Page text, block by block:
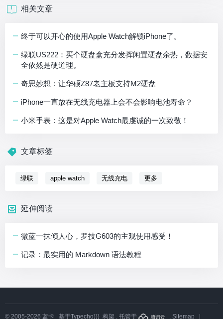
相关文章
终于可以开心的使用Apple Watch解锁iPhone了。
绿联US222：买个硬盘盒充分发挥闲置硬盘余热，数据安
全依然是硬道理。
奇思妙想：让华硕Z87老主板支持M2硬盘
iPhone一直放在无线充电器上会不会影响电池寿命？
小米手表：这是对Apple Watch最虔诚的一次致敬！
文章标签
绿联 apple watch 无线充电 更多
延伸阅读
微蓝一抹倾人心，罗技G603的主观使用感受！
记录：最实用的 Markdown 语法教程
© 2005-2026 蓝卡 基于Typecho))) 构架 . 托管于 . Sitemap